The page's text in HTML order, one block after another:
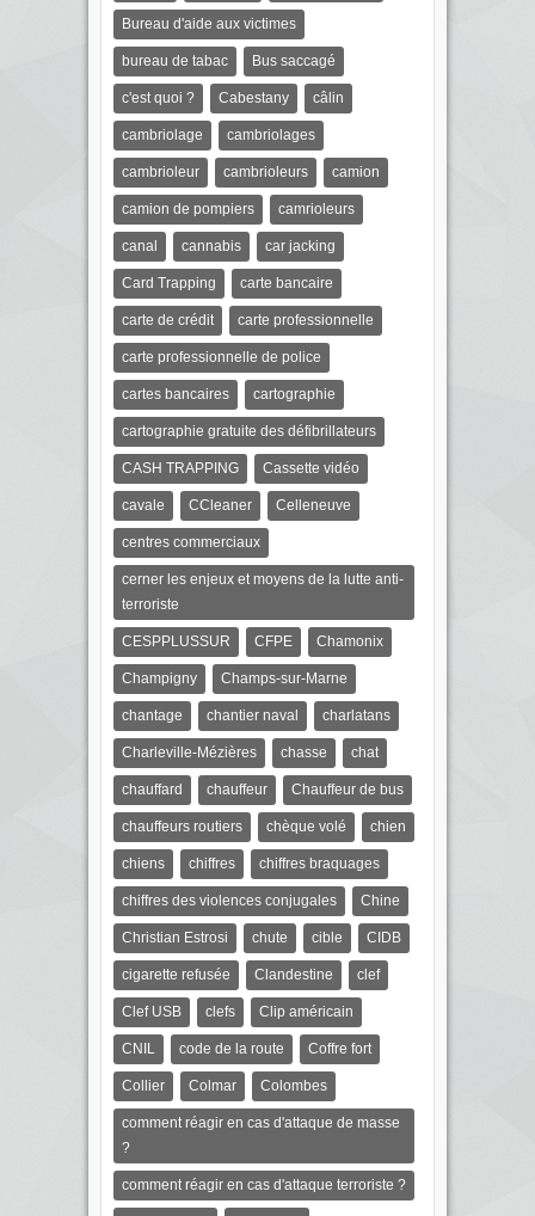
Bureau d'aide aux victimes
bureau de tabac Bus saccagé
c'est quoi ? Cabestany câlin
cambriolage cambriolages
cambrioleur cambrioleurs camion
camion de pompiers camrioleurs
canal cannabis car jacking
Card Trapping carte bancaire
carte de crédit carte professionnelle
carte professionnelle de police
cartes bancaires cartographie
cartographie gratuite des défibrillateurs
CASH TRAPPING Cassette vidéo
cavale CCleaner Celleneuve
centres commerciaux
cerner les enjeux et moyens de la lutte anti-
terroriste
CESPPLUSSUR CFPE Chamonix
Champigny Champs-sur-Marne
chantage chantier naval charlatans
Charleville-Mézières chasse chat
chauffard chauffeur Chauffeur de bus
chauffeurs routiers chèque volé chien
chiens chiffres chiffres braquages
chiffres des violences conjugales Chine
Christian Estrosi chute cible CIDB
cigarette refusée Clandestine clef
Clef USB clefs Clip américain
CNIL code de la route Coffre fort
Collier Colmar Colombes
comment réagir en cas d'attaque de masse
?
comment réagir en cas d'attaque terroriste ?